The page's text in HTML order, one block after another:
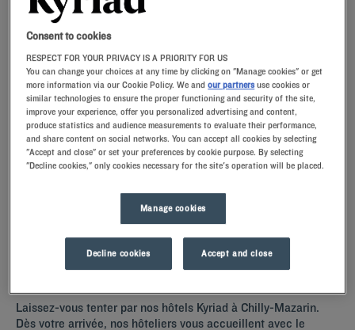
RECHERCHER
Ajouter un code
Avec sa réception ouverte 24h/24 et 7j/7 et la proximité de l’aéroport
d’Orly, notre hôtel de Chilly Mazarin est idéal pour un séjour d’affaires
ou de loisirs non loin de Paris. Nos chambres sont équipées de tout le
nécessaire afin que vous passiez un séjour confortable : une télévision
à écran plat pour regarder vos émissions préférées, une salle de bain
privative pour plus d’intimité, une literie de qualité pour des nuits
Optez pour une localisation au sud de la capitale afin de
planifier sereinement vos escales ou vos déplacements
professionnels en
Laissez-vous tenter par nos hôtels Kyriad à Chilly-Mazarin.
Dès votre arrivée, nos hôteliers vous accueillent avec le
Consent to cookies
RESPECT FOR YOUR PRIVACY IS A PRIORITY FOR US
You can change your choices at any time by clicking on "Manage cookies" or get
more information via our Cookie Policy. We andour partners use cookies or
similar technologies to ensure the proper functioning and security of the site,
improve your experience, offer you personalized advertising and content,
produce statistics and audience measurements to evaluate their performance,
and share content on social networks. You can accept all cookies by selecting
"Accept and close" or set your preferences by cookie purpose. By selecting
"Decline cookies," only cookies necessary for the site's operation will be placed.
Manage cookies
Decline cookies Accept and close